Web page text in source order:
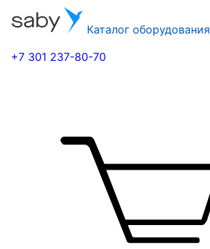
Каталог оборудования
+7 301 237-80-70